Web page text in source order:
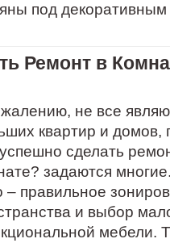
под декоративным
Ремонт в
не все
квартир и домов,
сделать
задаются
– правильное
и выбор
мебели.